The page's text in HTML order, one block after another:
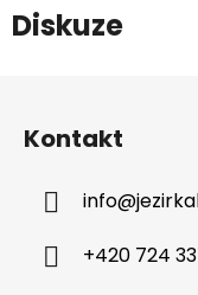
Diskuze
Kontakt
info@
+420 724